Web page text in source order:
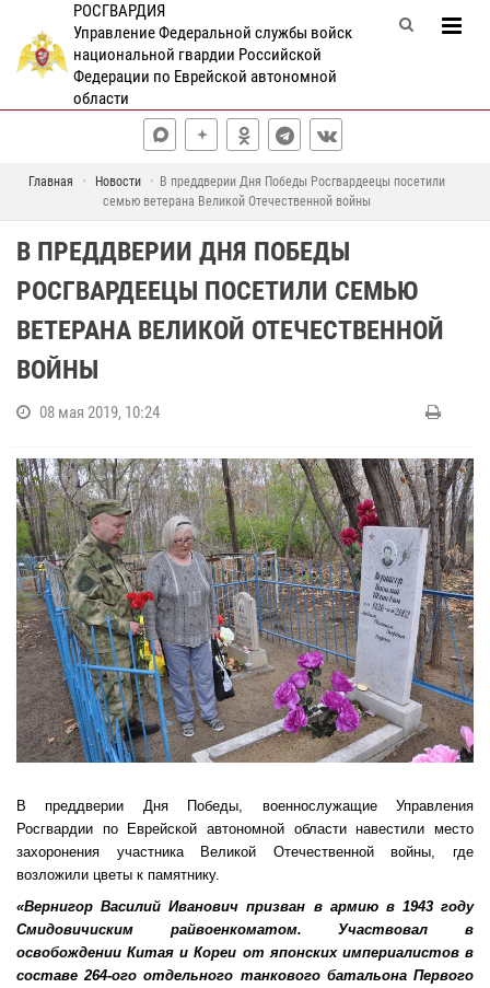
РОСГВАРДИЯ
Управление Федеральной службы войск
национальной гвардии Российской
Федерации по Еврейской автономной
области
Главная Новости
В преддверии Дня Победы Росгвардеецы посетили
семью ветерана Великой Отечественной войны
В ПРЕДДВЕРИИ ДНЯ ПОБЕДЫ
РОСГВАРДЕЕЦЫ ПОСЕТИЛИ СЕМЬЮ
ВЕТЕРАНА ВЕЛИКОЙ ОТЕЧЕСТВЕННОЙ
ВОЙНЫ
08 мая 2019, 10:24
В преддверии Дня Победы, военнослужащие Управления
Росгвардии по Еврейской автономной области навестили место
захоронения участника Великой Отечественной войны, где
возложили цветы к памятнику.
«Вернигор Василий Иванович призван в армию в 1943 году
Смидовичиским райвоенкоматом. Участвовал в
освобождении Китая и Кореи от японских империалистов в
составе 264-ого отдельного танкового батальона Первого